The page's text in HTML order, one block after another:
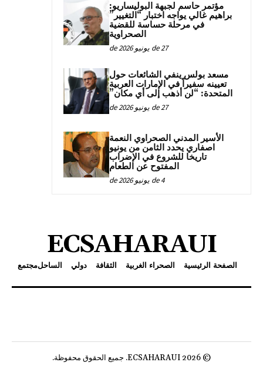
مؤتمر حاسم لجبهة البوليساريو:
براهيم غالي يواجه اختبار “التغيير”
في مرحلة حساسة للقضية
الصحراوية
27 de يونيو de 2026
مسعد بولس ينفي الشائعات حول
تعيينه سفيراً في الإمارات العربية
المتحدة: “لن أذهب إلى أي مكان”
27 de يونيو de 2026
الأسير المدني الصحراوي النعمة
اصفاري يحدد الثامن من يونيو
تاريخا للشروع في الإضراب
المفتوح عن الطعام
4 de يونيو de 2026
ECSAHARAUI
الصفحة الرئيسية الصحراء الغربية الثقافة دولي الساحلمجتمع
© 2026 ECSAHARAUI. جميع الحقوق محفوظة.